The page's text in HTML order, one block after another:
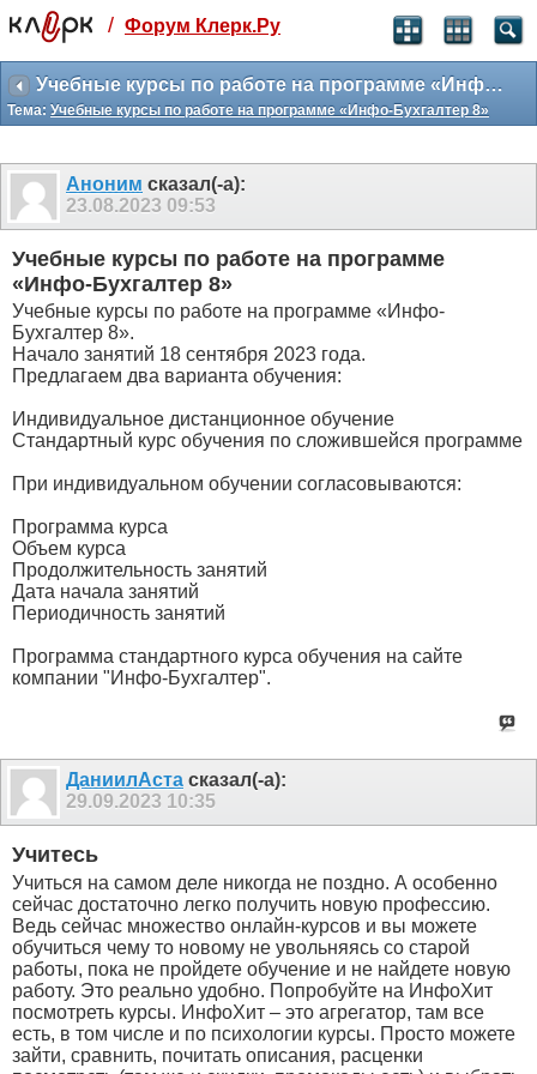
Святые угодники, Клерк без рекламы
прекрасен:)
месяц
3 месяца
259
₽
-10%
499 ₽
-15%
Отмена Оплатить
/ Форум Клерк.Ру
Учебные курсы по работе на программе «Инфо-Бухгалтер 8»
Тема: Учебные курсы по работе на программе «Инфо-Бухгалтер 8»
Аноним сказал(-а):
23.08.2023 09:53
Учебные курсы по работе на программе
«Инфо-Бухгалтер 8»
Учебные курсы по работе на программе «Инфо-
Бухгалтер 8».
Начало занятий 18 сентября 2023 года.
Предлагаем два варианта обучения:
Индивидуальное дистанционное обучение
Стандартный курс обучения по сложившейся программе
При индивидуальном обучении согласовываются:
Программа курса
Объем курса
Продолжительность занятий
Дата начала занятий
Периодичность занятий
Программа стандартного курса обучения на сайте
компании "Инфо-Бухгалтер".
ДаниилАста сказал(-а):
29.09.2023 10:35
Учитесь
Учиться на самом деле никогда не поздно. А особенно
сейчас достаточно легко получить новую профессию.
Ведь сейчас множество онлайн-курсов и вы можете
обучиться чему то новому не увольняясь со старой
работы, пока не пройдете обучение и не найдете новую
работу. Это реально удобно. Попробуйте на ИнфоХит
посмотреть курсы. ИнфоХит – это агрегатор, там все
есть, в том числе и по психологии курсы. Просто можете
зайти, сравнить, почитать описания, расценки